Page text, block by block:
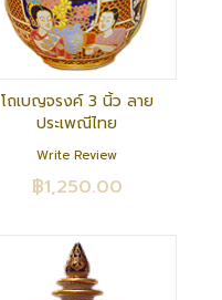
โถเบญจรงค์ 3 นิ้ว ลาย
ประเพณีไทย
Write Review
฿1,250.00